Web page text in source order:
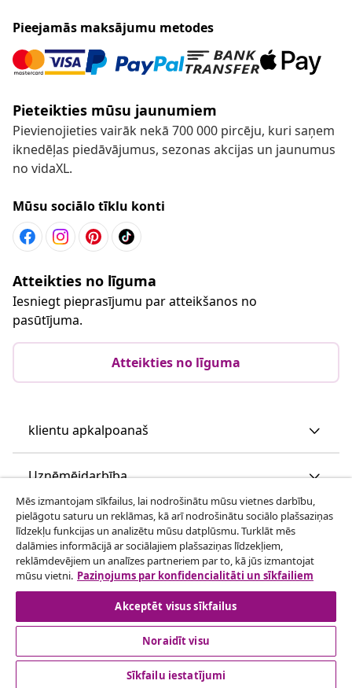
Pieejamās maksājumu metodes
Pieteikties mūsu jaunumiem
Pievienojieties vairāk nekā 700 000 pircēju, kuri saņem
iknedēļas piedāvājumus, sezonas akcijas un jaunumus
no vidaXL.
Mūsu sociālo tīklu konti
Atteikties no līguma
Iesniegt pieprasījumu par atteikšanos no
pasūtījuma.
Atteikties no līguma
klientu apkalpoanaš
Uzņēmējdarbība
vidaXL
Apskatiet vairāk
Mēs izmantojam sīkfailus, lai nodrošinātu mūsu vietnes darbību,
pielāgotu saturu un reklāmas, kā arī nodrošinātu sociālo plašsaziņas
līdzekļu funkcijas un analizētu mūsu datplūsmu. Turklāt mēs
dalāmies informācijā ar sociālajiem plašsaziņas līdzekļiem,
reklāmdevējiem un analīzes partneriem par to, kā jūs izmantojat
mūsu vietni. Paziņojums par konfidencialitāti un sīkfailiem
Akceptēt visus sīkfailus
Noraidīt visu
Sīkfailu iestatījumi